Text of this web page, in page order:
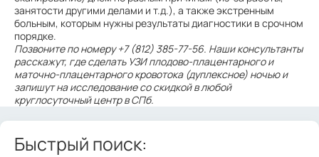
занятости другими делами и т.д.), а также экстренным
больным, которым нужны результаты диагностики в срочном
порядке.
Позвоните по номеру +7 (812) 385-77-56. Наши консультанты
расскажут, где сделать УЗИ плодово-плацентарного и
маточно-плацентарного кровотока (дуплексное) ночью и
запишут на исследование со скидкой в любой
круглосуточный центр в СПб.
Быстрый поиск: